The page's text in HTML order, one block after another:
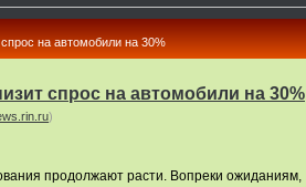
на автомобили на 30%
спрос на автомобили на 30%
)
продолжают расти. Вопреки ожиданиям,